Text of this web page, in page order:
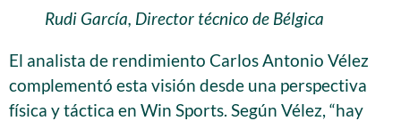
Rudi García, Director técnico de Bélgica
El analista de rendimiento Carlos Antonio Vélez
complementó esta visión desde una perspectiva
física y táctica en Win Sports. Según Vélez, “hay